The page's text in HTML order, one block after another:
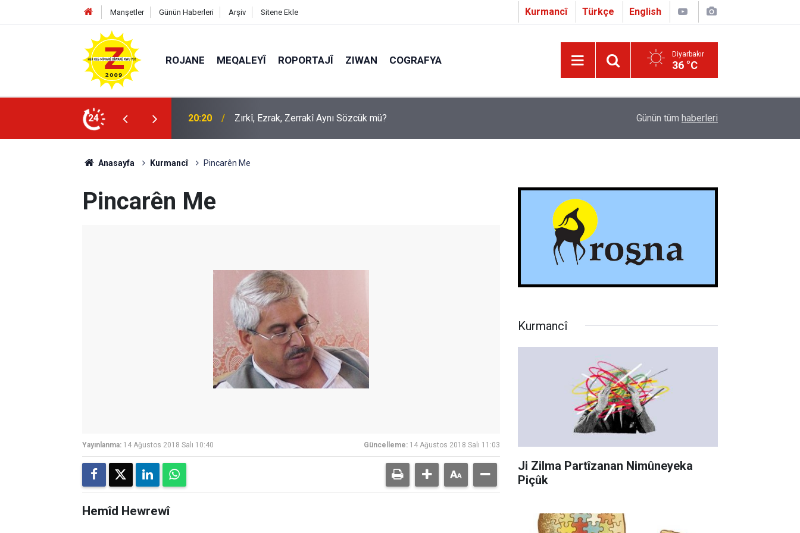
Manşetler Günün Haberleri Arşiv Sitene Ekle Kurmancî Türkçe English
ROJANE MEQALEYÎ ROPORTAJÎ ZIWAN COGRAFYA Diyarbakır
36 °C
24 09:56 Ji Zilma Partîzanan Nimûneyeka Piçûk Çapo 3. o Hîrakerde yê Ferhengê Zazakî-Tirkî
Günün tüm haberleri
Anasayfa Kurmancî Pincarên Me
Pincarên Me
Yayınlanma: 14 Ağustos 2018 Salı 10:40 Güncelleme: 14 Ağustos 2018 Salı 11:03
Hemîd Hewrewî
Kurmancî
Ji Zilma Partîzanan Nimûneyeka
Piçûk